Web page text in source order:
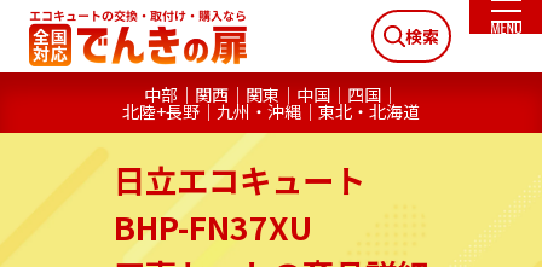
検索
中部 関西 関東 中国 四国
北陸+長野 九州・沖縄 東北・北海道
日立エコキュート
BHP-FN37XU